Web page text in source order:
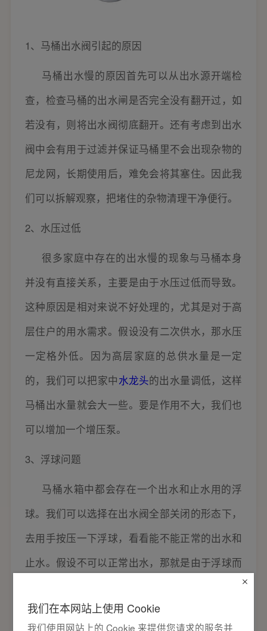
1、马桶出水阀引起的原因
马桶出水慢的原因首先可以从出水源开端检
查，检查马桶的出水闸是否完全没有翻开过，如
若没有，则将出水阀彻底翻开。还有考虑到出水
阀中会有用于过滤并保证马桶里不会出现杂物的
尼龙网，长期使用后，难免会将其塞住。因此我
们可以拆解观察，把堵住的杂物清理干净便行。
2、水压过低
很多家庭中存在的出水慢的现象与马桶本身
并没有直接关系，主要是由于水压过低而导致。
这种原因是相对来说不好处理的，尤其是对于高
层住户的用水需求。假设没有二次供水，那水压
一定格外低。因为高层家庭的总供水量是一定
的，我们可以把家中水龙头的出水量调低，这样
马桶出水量就会大一些。要是作用不大，我们也
可以增加一个增压泵。
3、浮球问题
马桶水箱中都会存在一个出水和止水用的浮
球。我们可以选择在出水阀全部关闭的形态下，
去用手按压一下浮球，看看能不能正常的出水和
止水。假设不可以正常出水，那就是由于浮球而
并及时交换。
我们在本网站上使用 Cookie
我们使用网站上的 Cookie 来提供您请求的服务并